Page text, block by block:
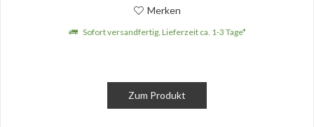
Merken
Sofort versandfertig, Lieferzeit ca. 1-3 Tage*
Zum Produkt